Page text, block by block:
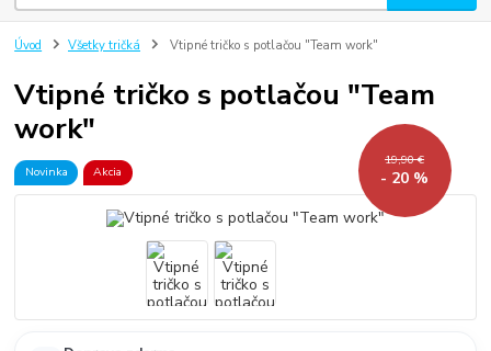
Úvod Všetky tričká Vtipné tričko s potlačou "Team work"
Vtipné tričko s potlačou "Team
work"
Novinka Akcia
19,90 €
- 20 %